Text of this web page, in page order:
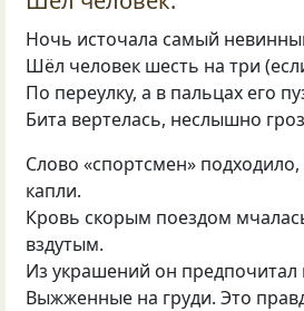
Ночь источала самый
Шёл человек шесть на три
По переулку, а в пальцах его
Бита вертелась, неслышно
Слово «спортсмен»
капли.
Кровь скорым поездом
вздутым.
Из украшений он предпочитал
Выжженные на груди. Это